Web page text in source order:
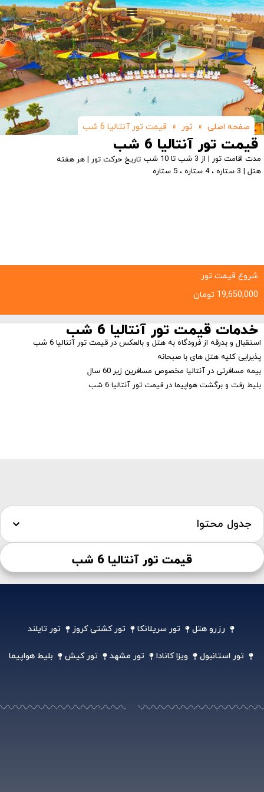
صفحه اصلی » تور » قیمت تور آنتالیا 6 شب
قیمت تور آنتالیا 6 شب
مدت اقامت تور | از 3 شب تا 10 شب
تاریخ حرکت تور | هر هفته
هتل | 3 ستاره ، 4 ستاره ، 5 ستاره
شروع قیمت تور:
19,650,000 تومان
خدمات قیمت تور آنتالیا 6 شب
استقبال و بدرقه از فرودگاه به هتل و بالعکس در قیمت تور آنتالیا 6 شب
پذیرایی کلیه هتل های با صبحانه
بیمه مسافرتی در آنتالیا مخصوص مسافرین زیر 60 سال
بلیط رفت و برگشت هواپیما در قیمت تور آنتالیا 6 شب
جدول محتوا
قیمت تور آنتالیا 6 شب
رزرو هتل تور سریلانکا تور کشتی کروز تور تایلند
تور استانبول ویزا کانادا تور مشهد تور کیش بلیط هواپیما